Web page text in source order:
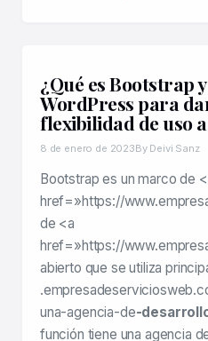
¿Qué es Bootstrap
WordPress para
flexibilidad de uso a
8 de enero de 2023By Deivi Sanz
Bootstrap es un marco de
href=»https://
de <a
href=»https://
abierto que se utiliza
una-agencia-de-
función tiene una agencia